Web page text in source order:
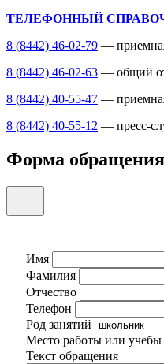
ТЕЛЕФОННЫЙ
8 (8442) 46-02-79 —
8 (8442) 46-02-63 — общий
8 (8442) 40-55-47 —
8 (8442) 40-55-12 — пресс-
Форма
Имя
Фамилия
Отчество
Телефон
Род занятий
Место работы или учебы
Текст обращения